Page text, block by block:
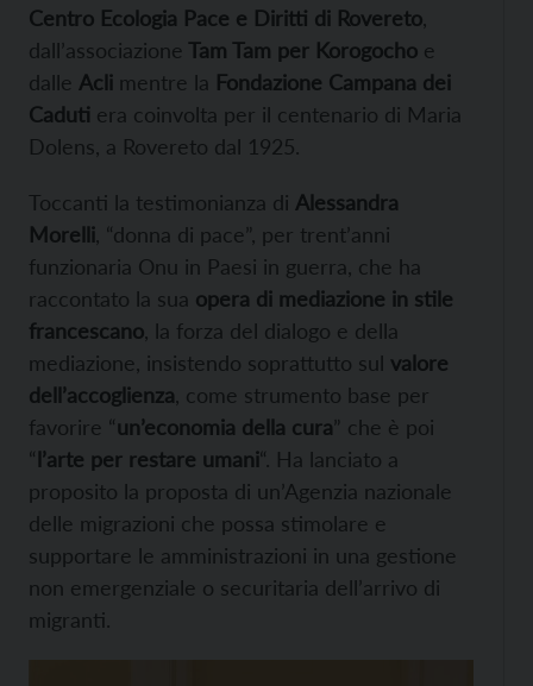
Centro Ecologia Pace e Diritti di Rovereto
dall’associazione Tam Tam per Korogocho e
dalle Acli mentre la Fondazione Campana dei
Caduti era coinvolta per il centenario di Maria
Dolens, a Rovereto dal 1925.
Toccanti la testimonianza di Alessandra
Morelli , “donna di pace”, per trent’anni
funzionaria Onu in Paesi in guerra, che ha
raccontato la sua opera di mediazione in stile
francescano , la forza del dialogo e della
mediazione, insistendo soprattutto sul valore
dell’accoglienza , come strumento base per
favorire “un’economia della cura” che è poi
“l’arte per restare umani“. Ha lanciato a
proposito la proposta di un’Agenzia nazionale
delle migrazioni che possa stimolare e
supportare le amministrazioni in una gestione
non emergenziale o securitaria dell’arrivo di
migranti.